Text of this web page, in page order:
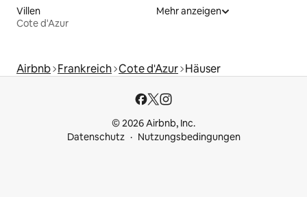
Villen
Cote d'Azur
Mehr anzeigen
Airbnb Frankreich Cote d'Azur Häuser
© 2026 Airbnb, Inc.
Datenschutz
Nutzungsbedingungen